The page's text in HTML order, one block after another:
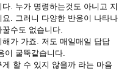
. 누가 명령하는것도 아니고 지
. 그러니 다양한 반응이 나타나
수도 없습니다.
가 가죠. 저도 매일매일 답답
이 굴뚝같습니다.
할 수 있지 않을까 라는 마음